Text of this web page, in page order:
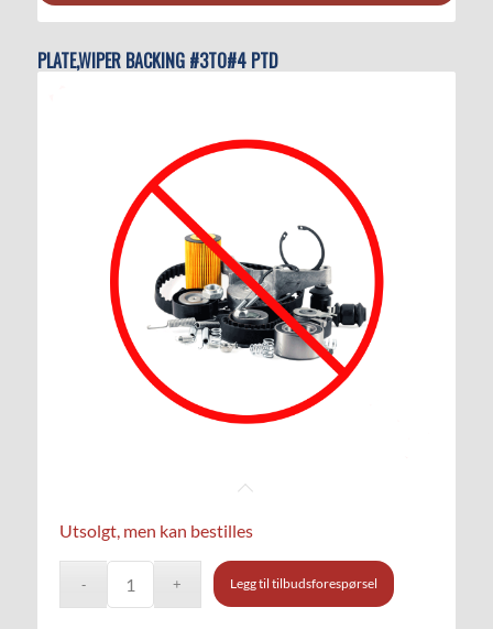
PLATE,WIPER BACKING #3TO#4 PTD
Utsolgt, men kan bestilles
Legg til tilbudsforespørsel